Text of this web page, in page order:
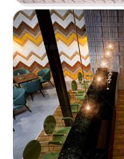
Dự án được chúng
ngày, mang đến
cafe -